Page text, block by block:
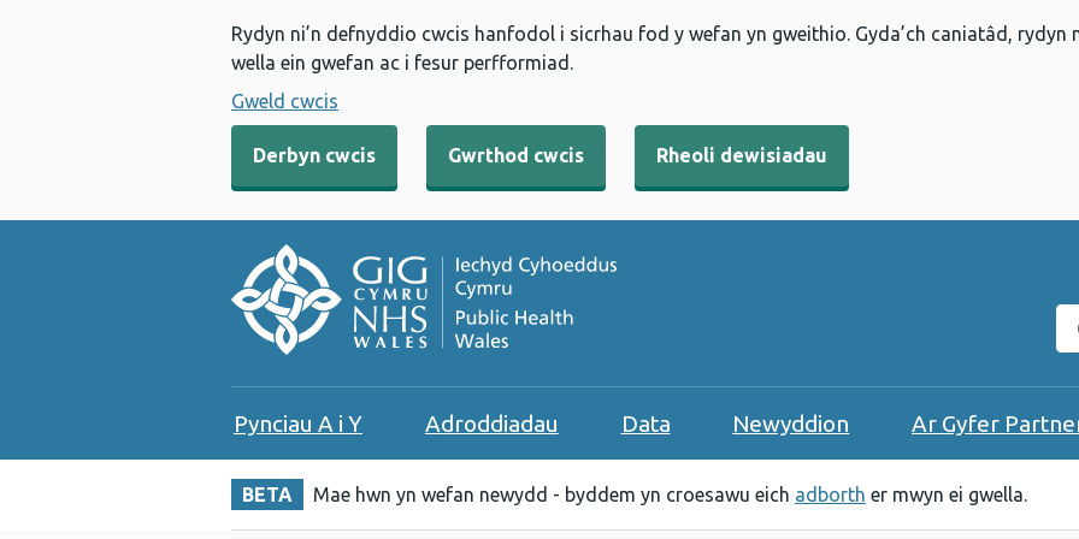
Rydyn ni’n defnyddio cwcis hanfodol i sicrhau fod y wefan yn gweithio. Gyda’ch caniatâd,
wella ein gwefan ac i fesur perfformiad.
Gweld cwcis
Derbyn cwcis Gwrthod cwcis Rheoli dewisiadau
Pynciau A i Y Adroddiadau Data Newyddion Ar Gyfer
BETA Mae hwn yn wefan newydd - byddem yn croesawu eich adborth er mwyn ei gwella.